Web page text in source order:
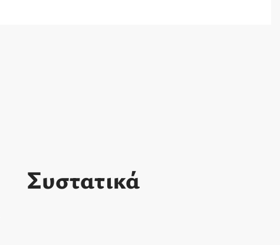
Συστατικά